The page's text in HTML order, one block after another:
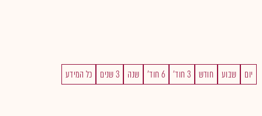
יום שבוע חודש 3 חוד' 6 חוד' שנה 3 שנים כל המידע